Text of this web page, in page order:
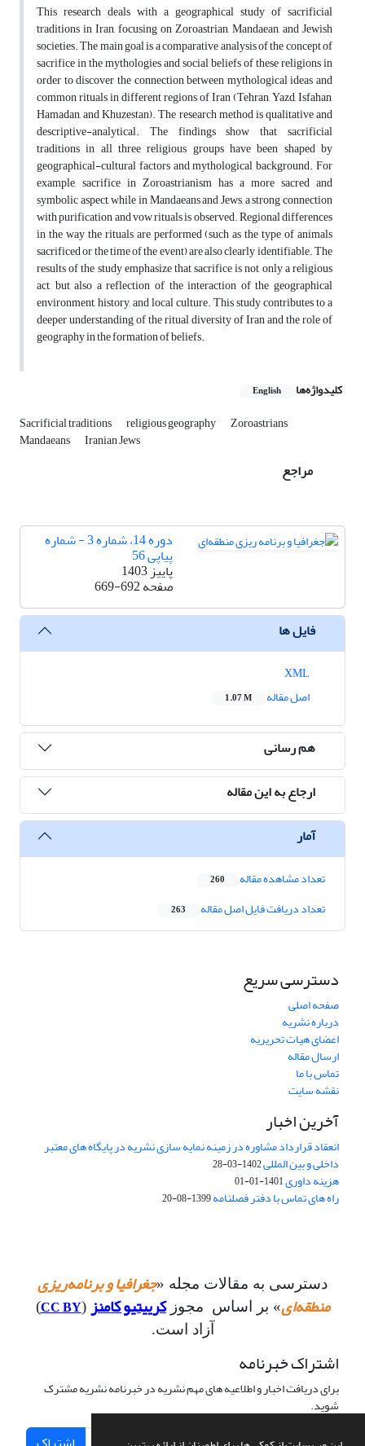
This research deals with a geographical study of sacrificial
traditions in Iran, focusing on Zoroastrian, Mandaean, and Jewish
societies. The main goal is a comparative analysis of the concept of
sacrifice in the mythologies and social beliefs of these religions in
order to discover the connection between mythological ideas and
common rituals in different regions of Iran (Tehran, Yazd, Isfahan,
Hamadan, and Khuzestan). The research method is qualitative and
descriptive-analytical. The findings show that sacrificial
traditions in all three religious groups have been shaped by
geographical-cultural factors and mythological background. For
example, sacrifice in Zoroastrianism has a more sacred and
symbolic aspect, while in Mandaeans and Jews, a strong connection
with purification and vow rituals is observed. Regional differences
in the way the rituals are performed (such as the type of animals
sacrificed or the time of the event) are also clearly identifiable. The
results of the study emphasize that sacrifice is not only a religious
act, but also a reflection of the interaction of the geographical
environment, history, and local culture. This study contributes to a
deeper understanding of the ritual diversity of Iran and the role of
geography in the formation of beliefs.
کلیدواژه‌ها English
Sacrificial traditions religious geography Zoroastrians
Mandaeans Iranian Jews
مراجع
دوره 14، شماره 3 - شماره
پیاپی 56
پاییز 1403
صفحه669-692
فایل ها
اصل مقاله
1.07 M
هم رسانی
ارجاع به این مقاله
آمار
تعداد مشاهده مقاله 260
تعداد دریافت فایل اصل مقاله 263
دسترسی سریع
صفحه اصلی
درباره نشریه
اعضای هیات تحریریه
ارسال مقاله
تماس با ما
نقشه سایت
آخرین اخبار
انعقاد قرارداد مشاوره در زمینه نمایه سازی نشریه در پایگاه های معتبر
داخلی و بین المللی1402-03-28
هزینه داوری1401-01-01
راه های تماس با دفتر فصلنامه1399-08-20
دسترسی به مقالات مجله «جغرافیا و برنامه‌ریزی
منطقه‌ای» بر اساس مجوزکرییتیو کامنز (
CC BY
)
آزاد است.
اشتراک خبرنامه
برای دریافت اخبار و اطلاعیه های مهم نشریه در خبرنامه نشریه مشترک
شوید.